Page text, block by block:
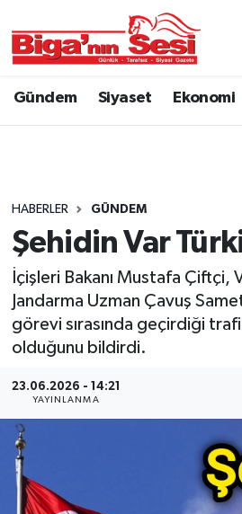
Gündem Siyaset Ekonomi
HABERLER GÜNDEM
Şehidin Var
İçişleri Bakanı Mustafa Çiftçi,
Jandarma Uzman Çavuş
görevi sırasında geçirdiği
olduğunu bildirdi.
23.06.2026 - 14:21
YAYINLANMA
Asayiş
Belediye
Dünya
Eğitim
Ekonomi
Genel
Çanakkale Hava Durumu
Tüm Manşetler
Son Dakika Haberleri
Haber Arşivi